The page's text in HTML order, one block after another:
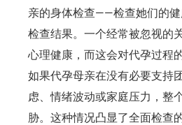
亲的身体检查——检查她们的
检查结果。一个经常被忽视的
心理健康，而这会对代孕过程
如果代孕母亲在没有必要支持
虑、情绪波动或家庭压力，整
胁。这种情况凸显了全面检查